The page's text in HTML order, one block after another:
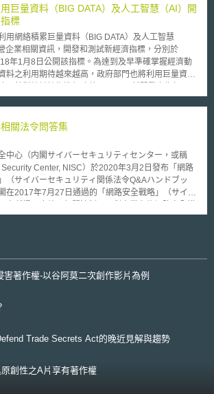
滷素燈泡領域，鼓勵企業研發LED替代產品，來取
或戶外安全照明的聚光燈和探照燈等傳統PAR 38滷
對於全美的照明產業是相當好的挑戰，不僅能研發出
品，亦能提升美國製造業的競爭力。目前全美國約有
泡，若能以高效能燈泡取代，能源部預估每年可以
的電力，並可減少七百萬噸的碳排放。 要贏得
嚴格的測試，包括其性能、品質、壽命、價格及是否
38滷素燈泡領域，至少必須製造50%的LED燈
，例如核磁共振攝影（MRT）或電腦斷層掃描
。上述建言之後被納入智慧財產戰略本部所公佈之
」（知的財産推進計画2009）中，列為2009年度
財產權相關重要政策措施其中的一項，而前者便是所
政策決議，在
會建議所修訂之專利審查基準修訂草案，而在完成徵
後，於2009年11月正式公告成為新版的專利審查基
藥品並無不同，同時適用之疾病症狀亦無不同，但其
會被認定為具有新穎性。而若此新用法或用量之醫藥
者，則此發明將不具備可專利性要件所要求之進步
護；反之若此新用法或用量之醫藥發明產生之有利效
關技術領域具有通常知識者所可預期範圍之顯著效
便會被肯認。因此，新版專利審查基準不僅言明了新
可專利性要件審查之判斷標準，也明確將此類型之發
標的。
巨量資料（BIG DATA）及人工智慧（AI）開
標
網絡積累巨量資料（BIG DATA）及人工智慧
企業相關資訊，開發和測試新經濟指標，分別於
年1月8日公開該指標。為達到及早準確掌握經濟動
料之利用期待越來越高，政府部門也將利用巨量資料
指數（SNS×AI景況感指数）：乃是透過人工智慧抽
之商業信心。2.SNS×AI礦工業生產預測指數
放數據」之統計等技術，並利用人工智慧「機械學
工業生產指數」。3.銷售點資訊管理系統（POS，
店銷售趨勢指標（POS家電量販店動向指標）：透
管理系統（POS）的家用電子大型專賣店的銷售資
趨勢」。 新的指數與既存統計指
網站，以實驗性質公佈上述經濟指標，並廣泛收納
的準確性。
關法令問答集
心（内閣サイバーセキュリティセンター，或稱
Center, NISC）於2020年3月2日發布「網路
（サイバーセキュリティ関係法令Q&Aハンドブッ
在2017年7月27日通過的「網路安全戰略」（サイバ
，內閣網路安全戰略本部（サイバーセキュリティ戦
立工作小組，針對網路安全相關法令進行推動與調
體制觀點說明董事義務，例如建立內部控制機制，以
）為核心，說
著作權-以谷阿莫二次創作影片為例
Trade Secrets Act的晚近見解與趨勢
創性之A片享有著作權